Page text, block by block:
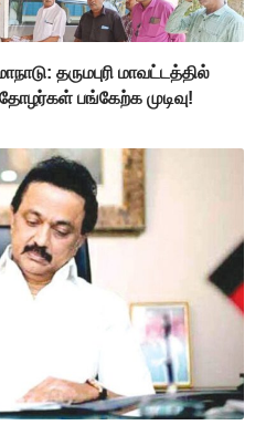
தருமபுரி மாவட்டத்தில்
பங்கேற்க முடிவு!